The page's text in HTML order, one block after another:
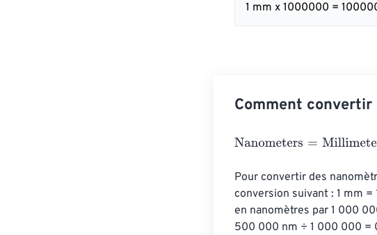
1 mm x 1000000 =
Comment
Nanometers= Millimeters×
Pour convertir des
conversion suivant : 1 mm
en nanomètres par 1 000
500 000 nm ÷ 1 000 000